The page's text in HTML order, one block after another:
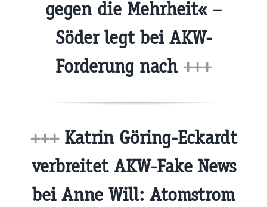
gegen die Mehrheit« –
Söder legt bei AKW-
Forderung nach +++
+++Katrin Göring-Eckardt
verbreitet AKW-Fake News
bei Anne Will: Atomstrom